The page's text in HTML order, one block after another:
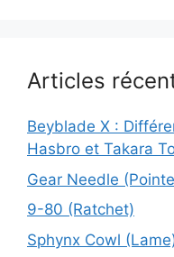
Articles
Beyblade X :
Hasbro et Takara
Gear Needle
9-80 (Ratchet)
Sphynx Cowl